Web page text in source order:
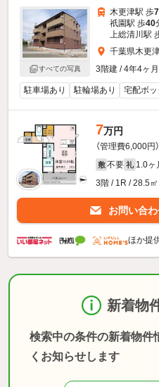
すべての写真
木更津駅 歩7
祇園駅 歩40
上総清川駅
千葉県木更
3階建 / 4年4ヶ
駐車場あり 駐輪場あり 宅配ボッ
7万円
（管理費6,000円）
敷 不要 礼 1.0ヶ
3階 / 1R / 28.5㎡
お問い合
ほか提
新着物
検索中の条件の新着物件
くお知らせします